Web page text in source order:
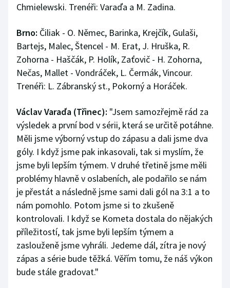
Chmielewski. Trenéři: Varaďa a M. Zadina.
Brno: Čiliak - O. Němec, Barinka, Krejčík, Gulaši,
Bartejs, Malec, Štencel - M. Erat, J. Hruška, R.
Zohorna - Haščák, P. Holík, Zaťovič - H. Zohorna,
Nečas, Mallet - Vondráček, L. Čermák, Vincour.
Trenéři: L. Zábranský st., Pokorný a Horáček.
Václav Varaďa (Třinec): "Jsem samozřejmě rád za
výsledek a první bod v sérii, která se určitě potáhne.
Měli jsme výborný vstup do zápasu a dali jsme dva
góly. I když jsme pak inkasovali, tak si myslím, že
jsme byli lepším týmem. V druhé třetině jsme měli
problémy hlavně v oslabeních, ale podařilo se nám
je přestát a následně jsme sami dali gól na 3:1 a to
nám pomohlo. Potom jsme si to zkušeně
kontrolovali. I když se Kometa dostala do nějakých
příležitostí, tak jsme byli lepším týmem a
zaslouženě jsme vyhráli. Jedeme dál, zítra je nový
zápas a série bude těžká. Věřím tomu, že náš výkon
bude stále gradovat."